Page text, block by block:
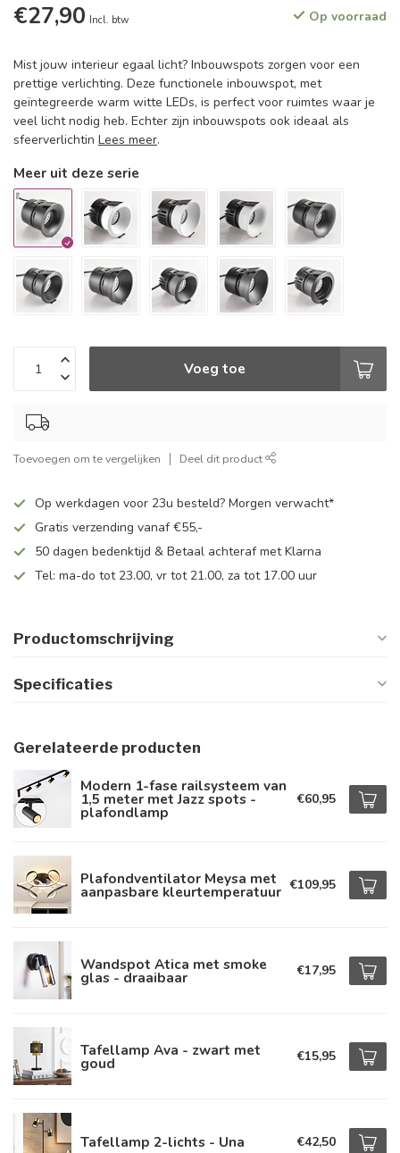
€27,90 Incl. btw Op voorraad
Mist jouw interieur egaal licht? Inbouwspots zorgen voor een
prettige verlichting. Deze functionele inbouwspot, met
geïntegreerde warm witte LEDs, is perfect voor ruimtes waar je
veel licht nodig heb. Echter zijn inbouwspots ook ideaal als
sfeerverlichtin Lees meer.
Meer uit deze serie
Voeg toe
Toevoegen om te vergelijken Deel dit product
Op werkdagen voor 23u besteld? Morgen verwacht*
Gratis verzending vanaf €55,-
50 dagen bedenktijd & Betaal achteraf met Klarna
Tel: ma-do tot 23.00, vr tot 21.00, za tot 17.00 uur
Productomschrijving
Specificaties
Gerelateerde producten
Modern 1-fase railsysteem van
1,5 meter met Jazz spots -
plafondlamp
€60,95
Plafondventilator Meysa met
aanpasbare kleurtemperatuur €109,95
Wandspot Atica met smoke
glas - draaibaar €17,95
Tafellamp Ava - zwart met
goud €15,95
Tafellamp 2-lichts - Una €42,50